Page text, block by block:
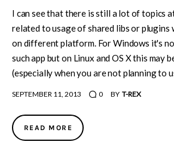
I can see that there is still a lot of topics
related to usage of shared libs or plugins
on different platform. For Windows it's
such app but on Linux and OS X this may
(especially when you are not planning to
SEPTEMBER 11, 2013 0 BY T-REX
READ MORE